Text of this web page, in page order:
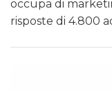
occupa di
risposte di 4.800